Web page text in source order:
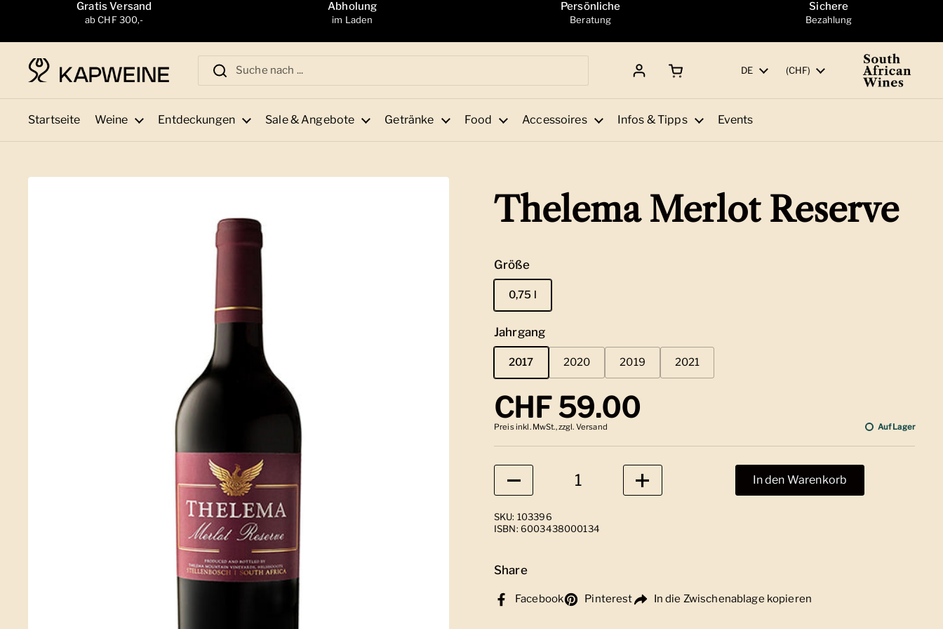
Zum Inhalt springenGratis Versand
ab CHF 300,-
Abholung
im Laden
Persönliche
Beratung
Sichere
Bezahlung
Sprache
DE Land/Region
(CHF)
Startseite Weine Entdeckungen Sale & Angebote Getränke Food Accessoires Infos & Tipps Events
Thelema Merlot Reserve
Größe
0,75 l
Jahrgang
2017 2020 2019 2021
Regulärer Preis
CHF 59.00
Preis inkl. MwSt., zzgl. Versand Auf Lager
Anzahl
In den Warenkorb
SKU: 103396
ISBN: 6003438000134
Share
Facebook Pinterest In die Zwischenablage kopieren